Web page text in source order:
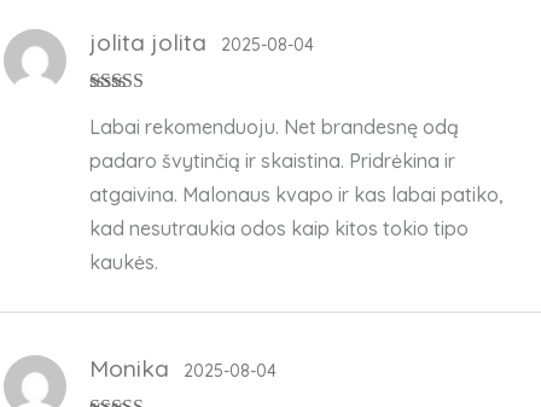
iš 5
jolita jolita 2025-08-04
Labai rekomenduoju. Net brandesnę odą
padaro švytinčią ir skaistina. Pridrėkina ir
atgaivina. Malonaus kvapo ir kas labai patiko,
kad nesutraukia odos kaip kitos tokio tipo
kaukės.
Monika 2025-08-04